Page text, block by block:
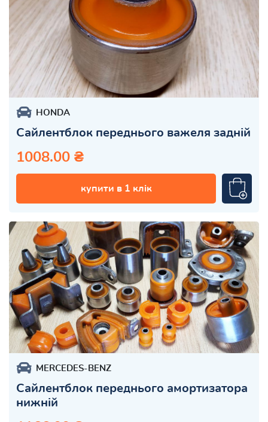
HONDA
Сайлентблок переднього важеля задній
1008.00 ₴
купити в 1 клік
MERCEDES-BENZ
Сайлентблок переднього амортизатора
нижній